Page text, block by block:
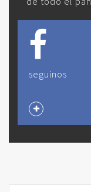
seguinos